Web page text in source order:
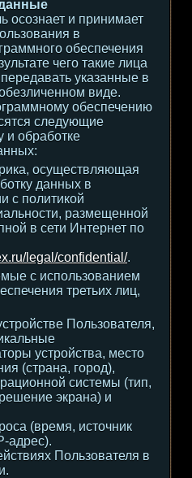
осознает и принимает
в
обеспечения
чего такие лица
указанные в
виде.
обеспечению
следующие
и обработке
осуществляющая
данных в
с политикой
размещенной
в сети Интернет по
legal/confidential/.
с использованием
третьих лиц,
Пользователя,
устройства, место
(страна, город),
системы (тип,
экрана) и
(время, источник
адрес).
Пользователя в